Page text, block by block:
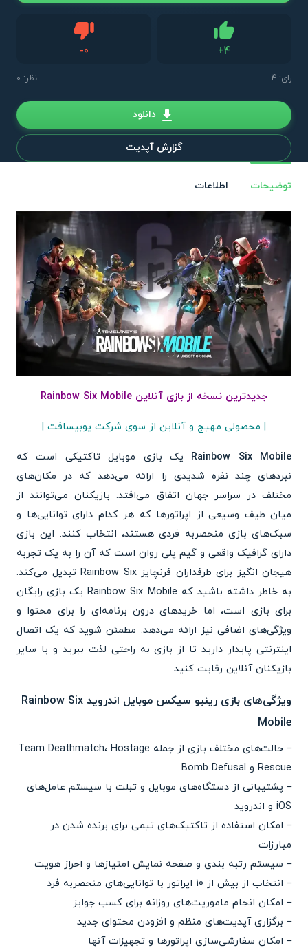
+4
-0دیس لایک
رای: 4 نظر: 0
دانلود
گزارش آپدیت
توضیحات اطلاعات
جدیدترین نسخه از بازی آنلاین Rainbow Six Mobile
| محصولی مهیج و آنلاین از سوی شرکت یوبیسافت |
Rainbow Six Mobile یک بازی موبایل تاکتیکی است که
نبردهای چند نفره شدیدی را ارائه می‌دهد که در مکان‌های
مختلف در سراسر جهان اتفاق می‌افتد. بازیکنان می‌توانند از
میان طیف وسیعی از اپراتورها که هر کدام دارای توانایی‌ها و
سبک‌های بازی منحصربه فردی هستند، انتخاب کنند. این بازی
دارای گرافیک واقعی و گیم پلی روان است که آن را به یک تجربه
هیجان انگیز برای طرفداران فرنچایز Rainbow Six تبدیل می‌کند.
به خاطر داشته باشید که Rainbow Six Mobile یک بازی رایگان
برای بازی است، اما خریدهای درون برنامه‌ای را برای محتوا و
ویژگی‌های اضافی نیز ارائه می‌دهد. مطمئن شوید که یک اتصال
اینترنتی پایدار دارید تا از بازی به راحتی لذت ببرید و با سایر
بازیکنان آنلاین رقابت کنید.
ویژگی‌های بازی رینبو سیکس موبایل اندروید Rainbow Six
Mobile
– حالت‌های مختلف بازی از جمله Team Deathmatch، Hostage
Rescue و Bomb Defusal
– پشتیبانی از دستگاه‌های موبایل و تبلت با سیستم عامل‌های
iOS و اندروید
– امکان استفاده از تاکتیک‌های تیمی برای برنده شدن در
مبارزات
– سیستم رتبه بندی و صفحه نمایش امتیازها و احراز هویت
– انتخاب از بیش از 10 اپراتور با توانایی‌های منحصربه فرد
– امکان انجام ماموریت‌های روزانه برای کسب جوایز
– برگزاری آپدیت‌های منظم و افزودن محتوای جدید
– امکان سفارشی‌سازی اپراتور‌ها و تجهیزات آنها